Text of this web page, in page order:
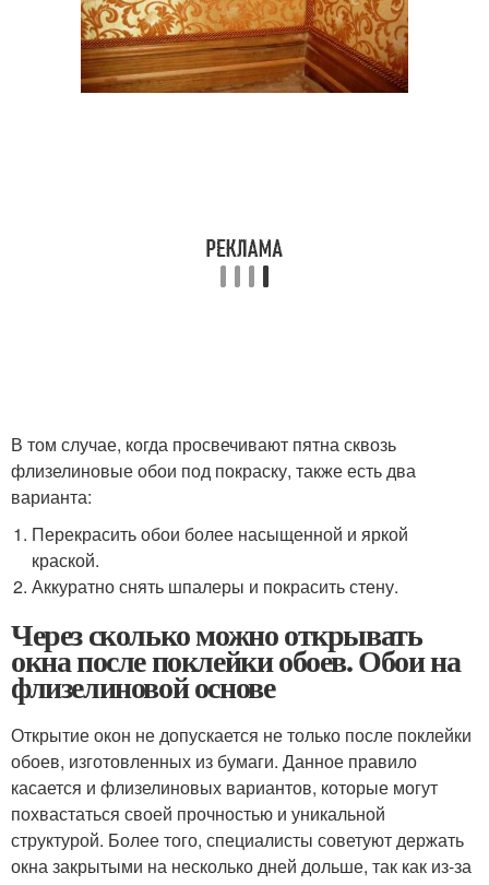
В том случае, когда просвечивают пятна сквозь
флизелиновые обои под покраску, также есть два
варианта:
Перекрасить обои более насыщенной и яркой
краской.
Аккуратно снять шпалеры и покрасить стену.
Через сколько можно открывать
окна после поклейки обоев. Обои на
флизелиновой основе
Открытие окон не допускается не только после поклейки
обоев, изготовленных из бумаги. Данное правило
касается и флизелиновых вариантов, которые могут
похвастаться своей прочностью и уникальной
структурой. Более того, специалисты советуют держать
окна закрытыми на несколько дней дольше, так как из-за